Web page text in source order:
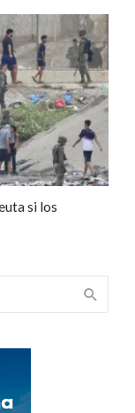
si los